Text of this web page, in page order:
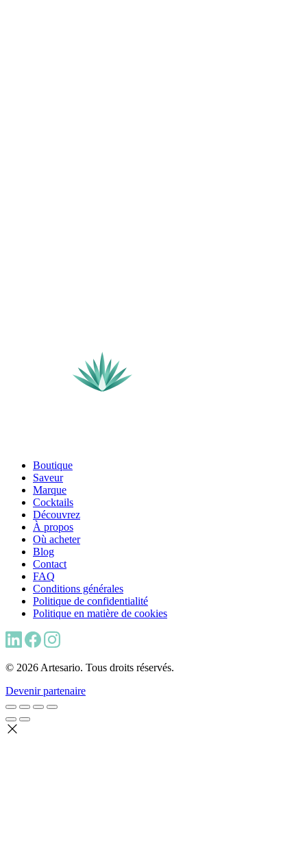
Boutique
Saveur
Marque
Cocktails
Découvrez
À propos
Où acheter
Blog
Contact
FAQ
Conditions générales
Politique de confidentialité
Politique en matière de cookies
© 2026 Artesario. Tous droits réservés.
Devenir partenaire